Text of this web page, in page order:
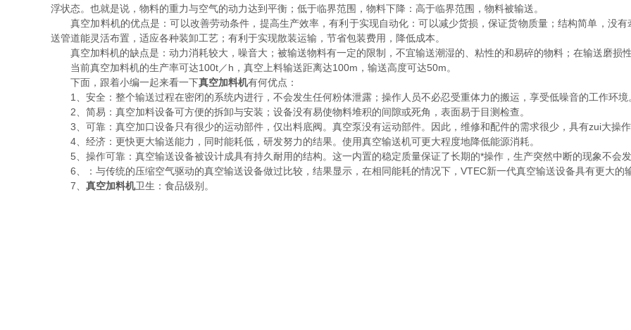
浮状态。也就是说，物料的重力与空气的动力达到平衡；低于临界范围，物料下降：高于临界范围，物料被输送。
真空加料机的优点是：可以改善劳动条件，提高生产效率，有利于实现自动化：可以减少货损，保证货物质量；结构简单，没有
送管道能灵活布置，适应各种装卸工艺；有利于实现散装运输，节省包装费用，降低成本。
真空加料机的缺点是：动力消耗较大，噪音大；被输送物料有一定的限制，不宜输送潮湿的、粘性的和易碎的物料；在输送磨损性
当前真空加料机的生产率可达100t／h，真空上料输送距离达100m，输送高度可达50m。
下面，跟着小编一起来看一下真空加料机有何优点：
1、安全：整个输送过程在密闭的系统内进行，不会发生任何粉体泄露；操作人员不必忍受重体力的搬运，享受低噪音的工作环境
2、简易：真空加料设备可方便的拆卸与安装；设备没有易使物料堆积的间隙或死角，表面易于目测检查。
3、可靠：真空加口设备只有很少的运动部件，仅出料底阀。真空泵没有运动部件。因此，维修和配件的需求很少，具有zui大操作
4、经济：更快更大输送能力，同时能耗低，研发努力的结果。使用真空输送机可更大程度地降低能源消耗。
5、操作可靠：真空输送设备被设计成具有持久耐用的结构。这一内置的稳定质量保证了长期的*操作，生产突然中断的现象不会发
6、：与传统的压缩空气驱动的真空输送设备做过比较，结果显示，在相同能耗的情况下，VTEC新一代真空输送设备具有更大的输
7、 真空加料机卫生：食品级别。